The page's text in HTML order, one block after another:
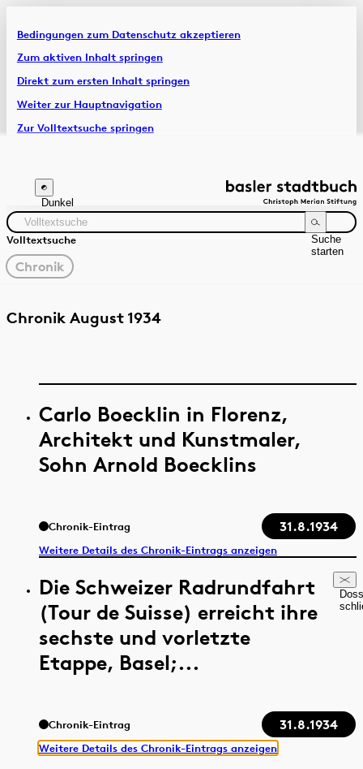
Bedingungen zum Datenschutz akzeptieren
Zum aktiven Inhalt springen
Direkt zum ersten Inhalt springen
Weiter zur Hauptnavigation
Zur Volltextsuche springen
Artikel & Dossiers
Chronik
Dunkel
Volltextsuche
Suche
starten
gewählter
Filter
Chronik
Quelle Zeitraum
Chronik August 1934
Carlo Boecklin in Florenz,
Architekt und Kunstmaler,
Sohn Arnold Boecklins
Chronik-Eintrag 31.8.1934
Weitere Details des Chronik-Eintrags anzeigen
Die Schweizer Radrundfahrt
(Tour de Suisse) erreicht ihre
sechste und vorletzte
Etappe, Basel;...
Chronik-Eintrag 31.8.1934
Weitere Details des Chronik-Eintrags anzeigen